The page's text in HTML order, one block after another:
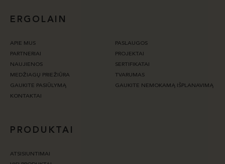
ERGOLAIN
APIE MUS
PASLAUGOS
PARTNERIAI
PROJEKTAI
NAUJIENOS
SERTIFIKATAI
MEDŽIAGŲ PRIEŽIŪRA
TVARUMAS
GAUKITE PASIŪLYMĄ
GAUKITE NEMOKAMĄ IŠPLANAVIMĄ
KONTAKTAI
PRODUKTAI
ATSISIUNTIMAI